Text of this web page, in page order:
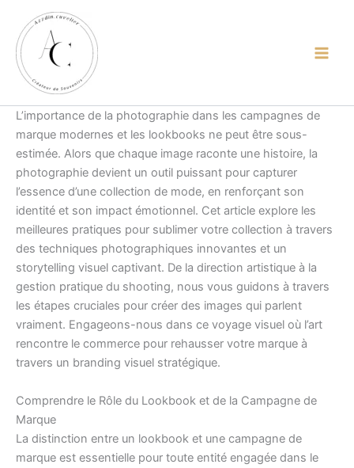
content
L’importance de la photographie dans les campagnes de
marque modernes et les lookbooks ne peut être sous-
estimée. Alors que chaque image raconte une histoire, la
photographie devient un outil puissant pour capturer
l’essence d’une collection de mode, en renforçant son
identité et son impact émotionnel. Cet article explore les
meilleures pratiques pour sublimer votre collection à travers
des techniques photographiques innovantes et un
storytelling visuel captivant. De la direction artistique à la
gestion pratique du shooting, nous vous guidons à travers
les étapes cruciales pour créer des images qui parlent
vraiment. Engageons-nous dans ce voyage visuel où l’art
rencontre le commerce pour rehausser votre marque à
travers un branding visuel stratégique.
Comprendre le Rôle du Lookbook et de la Campagne de
Marque
La distinction entre un lookbook et une campagne de
marque est essentielle pour toute entité engagée dans le